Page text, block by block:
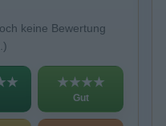
keine Bewertung
★★★★
Gut